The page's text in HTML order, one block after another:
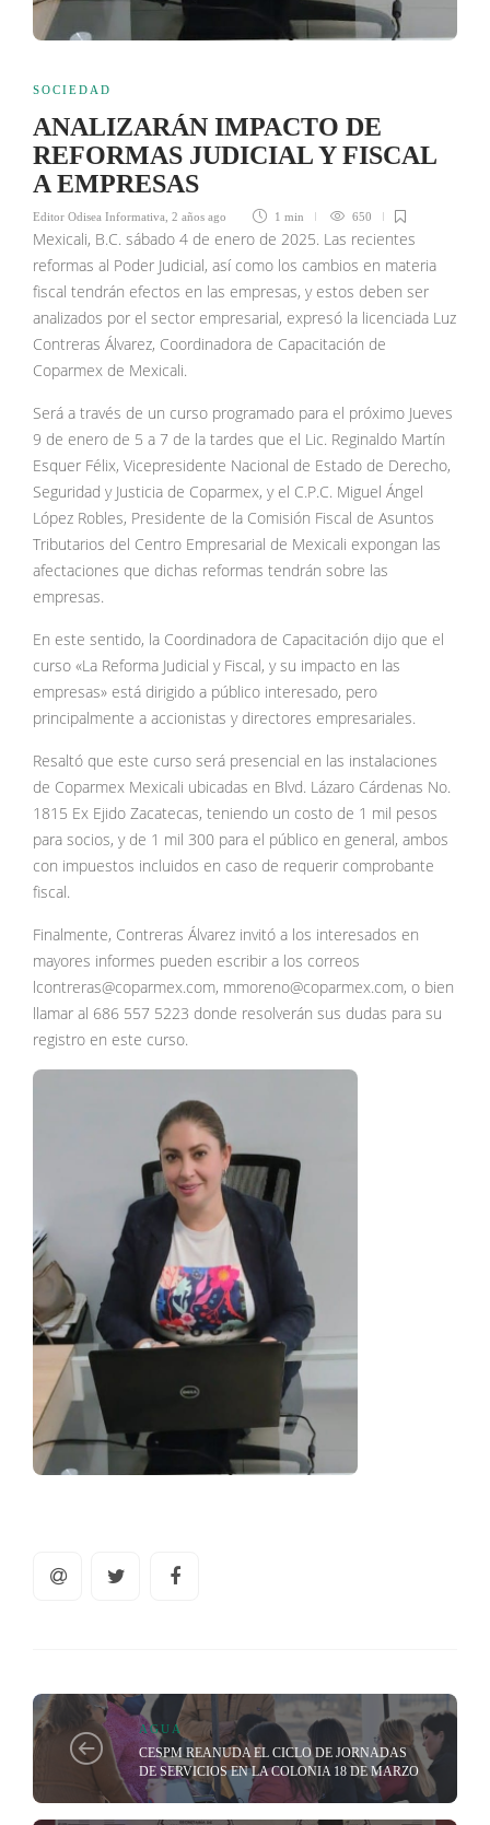
SOCIEDAD
ANALIZARÁN IMPACTO DE
REFORMAS JUDICIAL Y FISCAL
A EMPRESAS
Editor Odisea Informativa 2 años ago 1 min 650
Mexicali, B.C. sábado 4 de enero de 2025. Las recientes
reformas al Poder Judicial, así como los cambios en materia
fiscal tendrán efectos en las empresas, y estos deben ser
analizados por el sector empresarial, expresó la licenciada Luz
Contreras Álvarez, Coordinadora de Capacitación de
Coparmex de Mexicali.
Será a través de un curso programado para el próximo Jueves
9 de enero de 5 a 7 de la tardes que el Lic. Reginaldo Martín
Esquer Félix, Vicepresidente Nacional de Estado de Derecho,
Seguridad y Justicia de Coparmex, y el C.P.C. Miguel Ángel
López Robles, Presidente de la Comisión Fiscal de Asuntos
Tributarios del Centro Empresarial de Mexicali expongan las
afectaciones que dichas reformas tendrán sobre las
empresas.
En este sentido, la Coordinadora de Capacitación dijo que el
curso «La Reforma Judicial y Fiscal, y su impacto en las
empresas» está dirigido a público interesado, pero
principalmente a accionistas y directores empresariales.
Resaltó que este curso será presencial en las instalaciones
de Coparmex Mexicali ubicadas en Blvd. Lázaro Cárdenas No.
1815 Ex Ejido Zacatecas, teniendo un costo de 1 mil pesos
para socios, y de 1 mil 300 para el público en general, ambos
con impuestos incluidos en caso de requerir comprobante
fiscal.
Finalmente, Contreras Álvarez invitó a los interesados en
mayores informes pueden escribir a los correos
lcontreras@coparmex.com, mmoreno@coparmex.com, o bien
llamar al 686 557 5223 donde resolverán sus dudas para su
registro en este curso.
AGUA
CESPM REANUDA EL CICLO DE JORNADAS
DE SERVICIOS EN LA COLONIA 18 DE MARZO